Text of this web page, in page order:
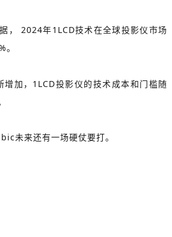
， 2024年1LCD技术在全球投影仪市场
增加，1LCD投影仪的技术成本和门槛随
未来还有一场硬仗要打。